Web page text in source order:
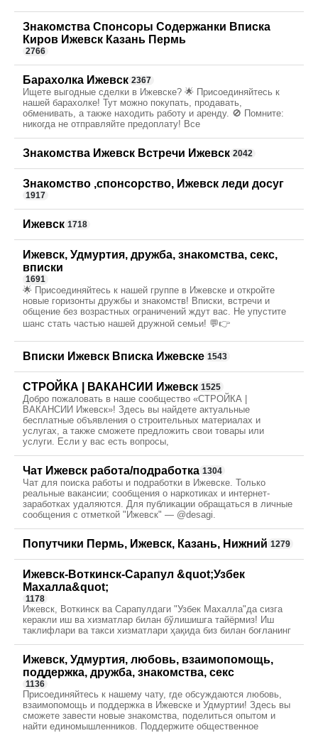
Знакомства Спонсоры Содержанки Вписка
Киров Ижевск Казань Пермь
2766
Барахолка Ижевск 2367
Ищете выгодные сделки в Ижевске? 🌟 Присоединяйтесь к
нашей барахолке! Тут можно покупать, продавать,
обменивать, а также находить работу и аренду. 🚫 Помните:
никогда не отправляйте предоплату! Все
Знакомства Ижевск Встречи Ижевск 2042
Знакомство ,спонсорство, Ижевск леди досуг
1917
Ижевск 1718
Ижевск, Удмуртия, дружба, знакомства, секс,
вписки
1691
🌟 Присоединяйтесь к нашей группе в Ижевске и откройте
новые горизонты дружбы и знакомств! Вписки, встречи и
общение без возрастных ограничений ждут вас. Не упустите
шанс стать частью нашей дружной семьи! 💬👉
Вписки Ижевск Вписка Ижевске 1543
СТРОЙКА | ВАКАНСИИ Ижевск 1525
Добро пожаловать в наше сообщество «СТРОЙКА |
ВАКАНСИИ Ижевск»! Здесь вы найдете актуальные
бесплатные объявления о строительных материалах и
услугах, а также сможете предложить свои товары или
услуги. Если у вас есть вопросы,
Чат Ижевск работа/подработка 1304
Чат для поиска работы и подработки в Ижевске. Только
реальные вакансии; сообщения о наркотиках и интернет-
заработках удаляются. Для публикации обращаться в личные
сообщения с отметкой "Ижевск" — @desagi.
Попутчики Пермь, Ижевск, Казань, Нижний 1279
Ижевск-Воткинск-Сарапул &quot;Узбек
Махалла&quot;
1178
Ижевск, Воткинск ва Сарапулдаги "Узбек Махалла"да сизга
керакли иш ва хизматлар билан бўлишишга тайёрмиз! Иш
таклифлари ва такси хизматлари ҳақида биз билан боғланинг
Ижевск, Удмуртия, любовь, взаимопомощь,
поддержка, дружба, знакомства, секс
1136
Присоединяйтесь к нашему чату, где обсуждаются любовь,
взаимопомощь и поддержка в Ижевске и Удмуртии! Здесь вы
сможете завести новые знакомства, поделиться опытом и
найти единомышленников. Поддержите общественное